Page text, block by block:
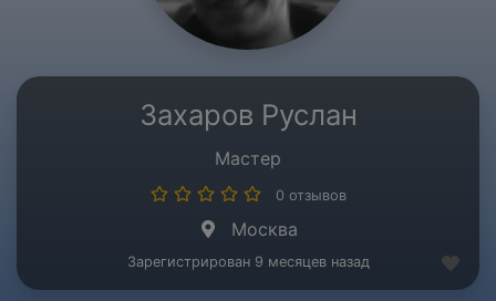
Захаров Руслан
Мастер
0 отзывов
Москва
Зарегистрирован 9 месяцев назад